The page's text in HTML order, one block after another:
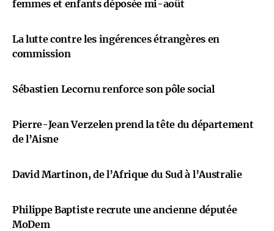
femmes et enfants déposée mi-août
La lutte contre les ingérences étrangères en
commission
Sébastien Lecornu renforce son pôle social
Pierre-Jean Verzelen prend la tête du département
de l’Aisne
David Martinon, de l’Afrique du Sud à l’Australie
Philippe Baptiste recrute une ancienne députée
MoDem